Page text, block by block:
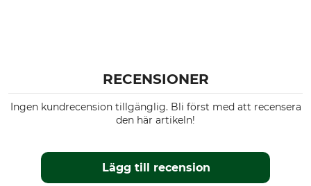
RECENSIONER
Ingen kundrecension tillgänglig. Bli först med att recensera
den här artikeln!
Lägg till recension